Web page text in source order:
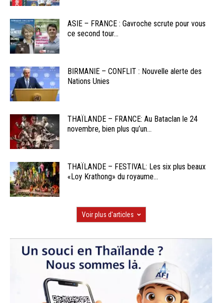
ASIE – FRANCE : Gavroche scrute pour vous
ce second tour...
BIRMANIE – CONFLIT : Nouvelle alerte des
Nations Unies
THAÏLANDE – FRANCE: Au Bataclan le 24
novembre, bien plus qu’un...
THAÏLANDE – FESTIVAL: Les six plus beaux
«Loy Krathong» du royaume...
Voir plus d'articles